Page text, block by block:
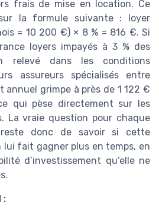
frais de mise en location. Ce
la formule suivante : loyer
= 10 200 €) × 8 % = 816 €. Si
loyers impayés à 3 % des
relevé dans les conditions
assureurs spécialisés entre
grimpe à près de 1 122 €
qui pèse directement sur les
La vraie question pour chaque
reste donc de savoir si cette
fait gagner plus en temps, en
d’investissement qu’elle ne
: